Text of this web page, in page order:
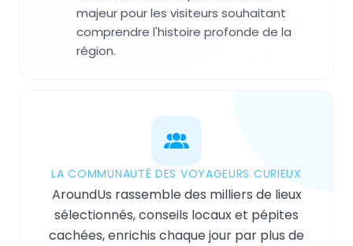
majeur pour les visiteurs souhaitant
comprendre l'histoire profonde de la
région.
LA COMMUNAUTÉ DES VOYAGEURS CURIEUX
AroundUs rassemble des milliers de lieux
sélectionnés, conseils locaux et pépites
cachées, enrichis chaque jour par plus de